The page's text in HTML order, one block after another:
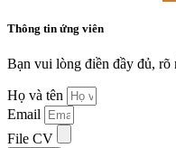
Thông tin ứng viên
Bạn vui lòng điền đầy đủ, rõ
Họ và tên
Email
File CV